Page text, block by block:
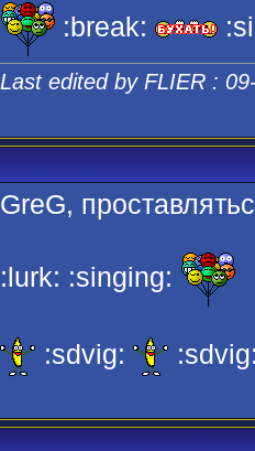
:break:
Last edited by FLIER :
GreG,
:lurk: :singing:
:sdvig: